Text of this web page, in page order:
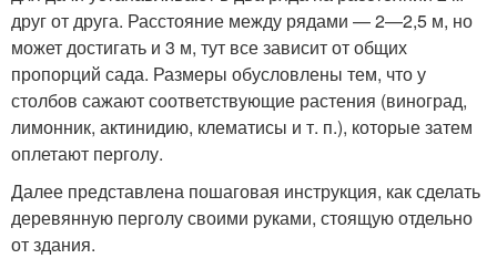
друг от друга. Расстояние между рядами — 2—2,5 м, но
может достигать и 3 м, тут все зависит от общих
пропорций сада. Размеры обусловлены тем, что у
столбов сажают соответствующие растения (виноград,
лимонник, актинидию, клематисы и т. п.), которые затем
оплетают перголу.
Далее представлена пошаговая инструкция, как сделать
деревянную перголу своими руками, стоящую отдельно
от здания.